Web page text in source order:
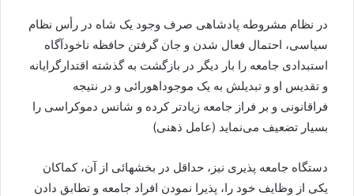
در نظام مشروطه پادشاهی صرف وجود یک شاه در رأس نظام
سیاسی، احتمال فعال شدن و جان گرفتن حافظه ناخودآگاه
استبدادی جامعه را بار دیگر در بازگشت به گذشته اقتدارگرایانه
و تقدیس او و تبدیلش به یک موجوداهورائی و در نتیجه
فراقانونی و بر فراز جامعه زیادتر کرده و شانس دموکراسی را
بسیار تضعیف می‌نماید (عامل ذهنی)
دستگاه جامعه پذیری نیز، حداقل در بخشهائی از آن، کماکان
یکی از وظایف خود را، پذیرا نمودن افراد جامعه و تطابق دادن